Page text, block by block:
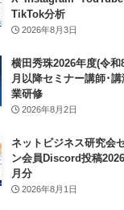
TikTok分析
2026年8月3日
横田秀珠2026年度(令和
月以降セミナー講師･講
業研修
2026年8月2日
ネットビジネス研究会
ン会員Discord投稿
月分
2026年8月1日